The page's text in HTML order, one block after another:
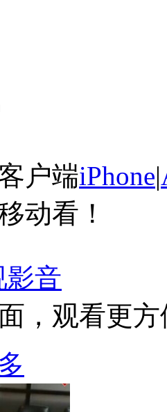
户端iPhone|
动看！
影音
，观看更方